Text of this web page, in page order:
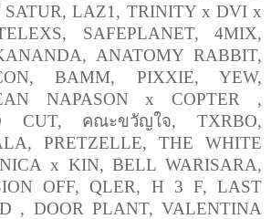
SATUR, LAZ1 , TRINITY x DVI x
SAFEPLANET, 4MIX,
ANATOMY RABBIT,
BAMM, PIXXIE, YEW,
NAPASON x COPTER ,
CUT, คณะขวัญใจ, TXRBO,
PRETZELLE, THE WHITE
x KIN, BELL WARISARA,
OFF, QLER, H 3 F, LAST
, DOOR PLANT, VALENTINA